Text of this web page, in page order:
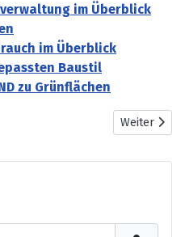
im Überblick
im Überblick
Baustil
zu Grünflächen
im Überblick
Nächster
Weiter